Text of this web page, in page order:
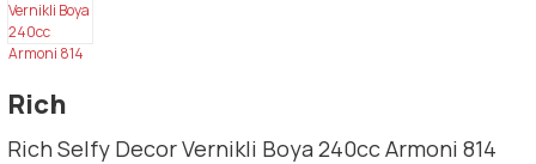
Rich
Rich Selfy Decor Vernikli Boya 240cc Armoni 814